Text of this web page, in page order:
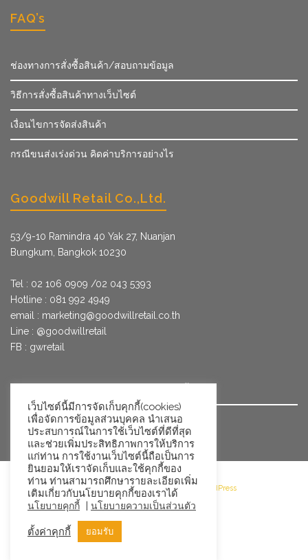
FAQ’s
ช่องทางการสั่งซื้อสินค้า/สอบถามข้อมูล
วิธีการสั่งซื้อสินค้าทางเว็บไซต์
เงื่อนไขการจัดส่งสินค้า
กรณีขนส่งเร่งด่วน คิดค่าบริการอย่างไร
Goodwill Retail Co.,Ltd.
53/9­-10 Ramindra 40 Yak 27, Nuanjan
Bungkum, Bangkok 10230
Tel : 02 106 0909 /02 043 5393
Hotline : 081 992 4949
email : marketing@goodwillretail.co.th
Line : @goodwillretail
FB : gwretail
นโยบายข้อมูลส่วนบุคคล
©2026 Goodwill Retail · Powered by WordPress
เว็บไซต์นี้มีการจัดเก็บคุกกี้(cookies)
เพื่อจัดการข้อมูลส่วนบุคคล นำเสนอ
ประสบการณ์ในการใช้เว็บไซต์ที่ดีที่สุด
และช่วยเพิ่มประสิทธิภาพการให้บริการ
แก่ท่าน การใช้งานเว็บไซต์นี้ถือเป็นการ
ยินยอมให้เราจัดเก็บและใช้คุกกี้ของ
ท่าน ท่านสามารถศึกษารายละเอียดเพิ่ม
เติมเกี่ยวกับนโยบายคุกกี้ของเราได้
นโยบายคุกกี้ | นโยบายความเป็นส่วนตัว
ตั้งค่าคุกกี้ ยอมรับ